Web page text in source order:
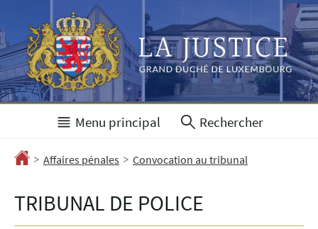
à
la
navigation
au
contenu
Menu principal Rechercher
Accueil
> Affaires pénales > Convocation au tribunal
TRIBUNAL DE POLICE